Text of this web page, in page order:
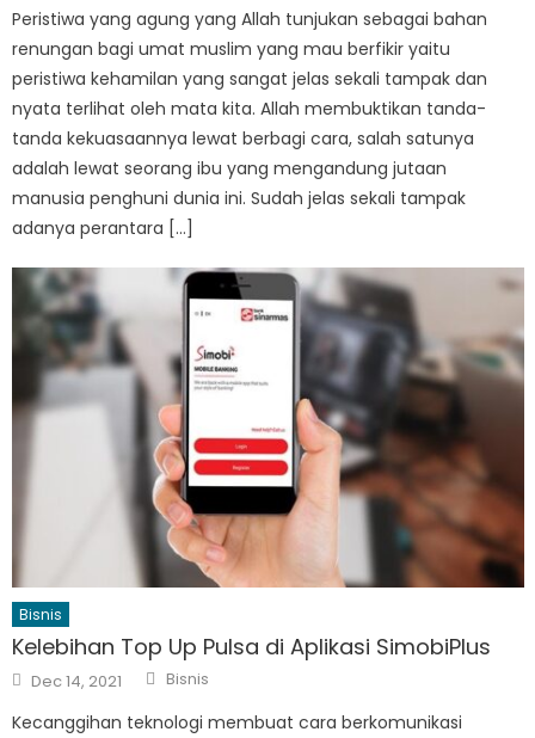
Peristiwa yang agung yang Allah tunjukan sebagai bahan
renungan bagi umat muslim yang mau berfikir yaitu
peristiwa kehamilan yang sangat jelas sekali tampak dan
nyata terlihat oleh mata kita. Allah membuktikan tanda-
tanda kekuasaannya lewat berbagi cara, salah satunya
adalah lewat seorang ibu yang mengandung jutaan
manusia penghuni dunia ini. Sudah jelas sekali tampak
adanya perantara […]
Bisnis
Kelebihan Top Up Pulsa di Aplikasi SimobiPlus
Posted
on
Dec 14, 2021 Author
Bisnis
Kecanggihan teknologi membuat cara berkomunikasi